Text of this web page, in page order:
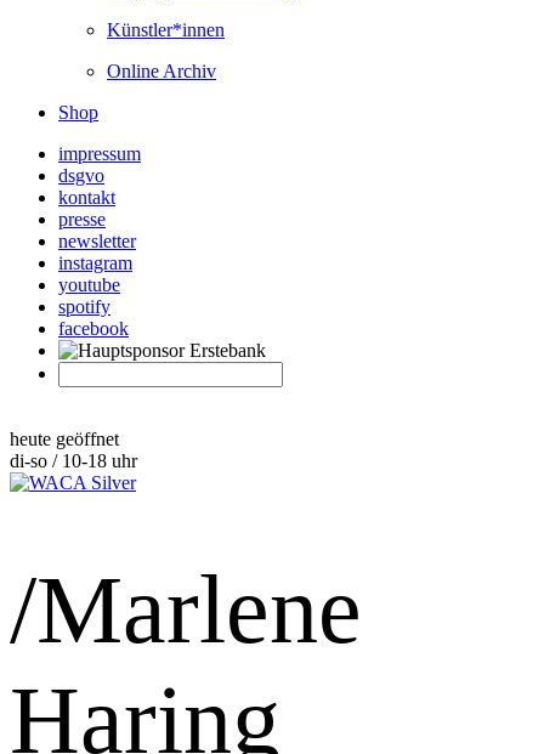
Künstler*innen
Online Archiv
Shop
impressum
dsgvo
kontakt
presse
newsletter
instagram
youtube
spotify
facebook
heute geöffnet
di-so / 10-18 uhr
/Marlene
Haring